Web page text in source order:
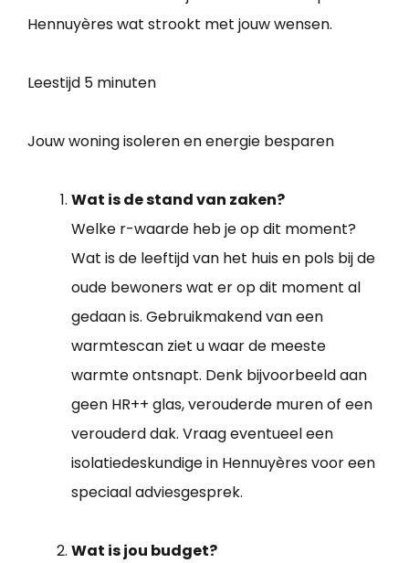
Hennuyères wat strookt met jouw wensen.
Leestijd 5 minuten
Jouw woning isoleren en energie besparen
Wat is de stand van zaken?
Welke r-waarde heb je op dit moment?
Wat is de leeftijd van het huis en pols bij de
oude bewoners wat er op dit moment al
gedaan is. Gebruikmakend van een
warmtescan ziet u waar de meeste
warmte ontsnapt. Denk bijvoorbeeld aan
geen HR++ glas, verouderde muren of een
verouderd dak. Vraag eventueel een
isolatiedeskundige in Hennuyères voor een
speciaal adviesgesprek.
Wat is jou budget?